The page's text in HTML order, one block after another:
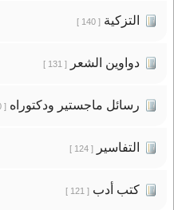
التزكية[ 140 ]
دواوين الشعر[ 131 ]
رسائل ماجستير ودكتوراه[ 130 ]
التفاسير[ 124 ]
كتب أدب[ 121 ]